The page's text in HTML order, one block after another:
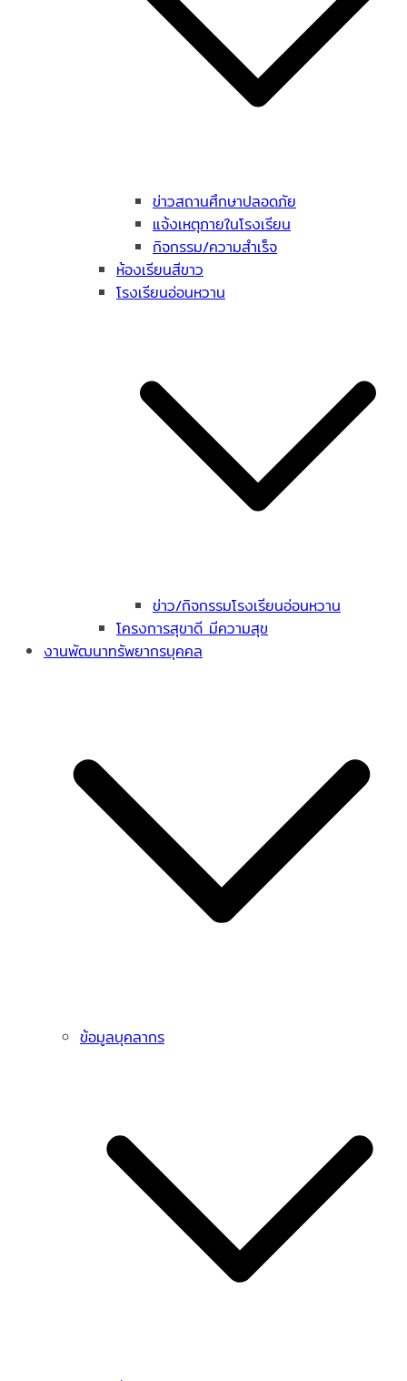
ข่าวสถานศึกษาปลอดภัย
แจ้งเหตุภายในโรงเรียน
กิจกรรม/ความสำเร็จ
ห้องเรียนสีขาว
โรงเรียนอ่อนหวาน
ข่าว/กิจกรรมโรงเรียนอ่อนหวาน
โครงการสุขาดี มีความสุข
งานพัฒนาทรัพยากรบุคคล
ข้อมูลบุคลากร